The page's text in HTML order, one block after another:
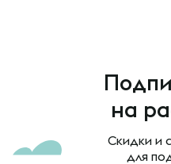
на
Скидки и
для